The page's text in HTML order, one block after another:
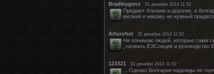
Bradleygens 31 декабря 2014 11:52
Предают близкие и дорогие, а
мелкий и никому не нужный
Arturohet 31 декабря 2014 11:52
Не понимаю людей, которые сами
, назвать ЕЭСовцев и
123321 31 декабря 2014 11:52
... Однако Болгария надежды не